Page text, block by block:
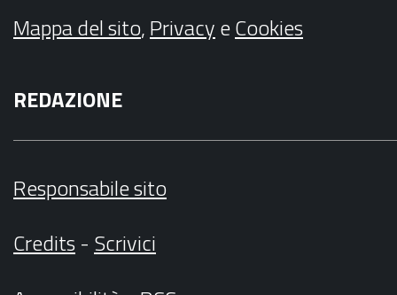
Mappa del sito,PrivacyeCookies
REDAZIONE
Responsabile sito
Credits- Scrivici